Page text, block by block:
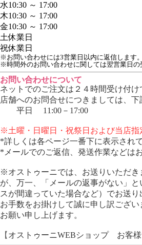
水10:30 ～ 17:00
木10:30 ～ 17:00
金10:30 ～ 17:00
土休業日
祝休業日
※お問い合わせには3営業日以内に返信します。
※時間外のお問い合わせに関しては翌営業日の
お問い合わせについて
ネットでのご注文は２４時間受け付け
店舗へのお問合せにつきましては、
平日 11:00－17:00
※土曜・日曜日・祝祭日および当店
*詳しくは各ページ一番下に表示され
*メールでのご返信、発送作業などは
※オストゥーニでは、お送りいただ
が、万一、「メールの返事がない」
スが間違っていた場合など）でお送
お手数をお掛けして誠に申し訳ござ
お願い申し上げます。
【 オストゥーニWEBショップ お客